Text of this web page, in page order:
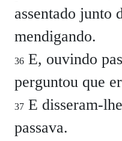
assentado junto
mendigando.
36 E, ouvindo
perguntou que
37 E disseram-
passava.